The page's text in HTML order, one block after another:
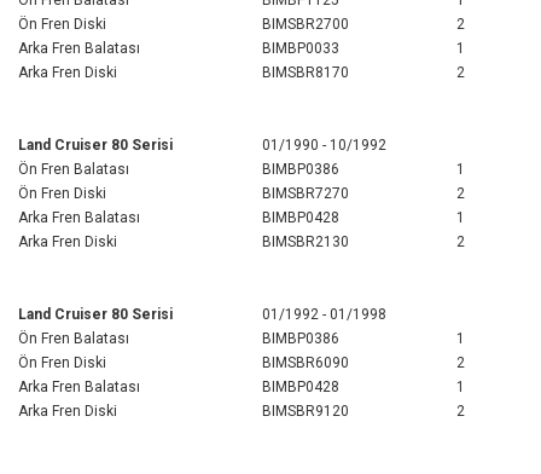
Ön Fren Diski
BIMSBR2700
2
Arka Fren Balatası
BIMBP0033
1
Arka Fren Diski
BIMSBR8170 2
Land Cruiser 80 Serisi
01/1990 - 10/1992
Ön Fren Balatası
BIMBP0386
1
Ön Fren Diski
BIMSBR7270
2
Arka Fren Balatası
BIMBP0428
1
Arka Fren Diski
BIMSBR2130 2
Land Cruiser 80 Serisi
01/1992 - 01/1998
Ön Fren Balatası
BIMBP0386
1
Ön Fren Diski
BIMSBR6090
2
Arka Fren Balatası
BIMBP0428
1
Arka Fren Diski
BIMSBR9120 2